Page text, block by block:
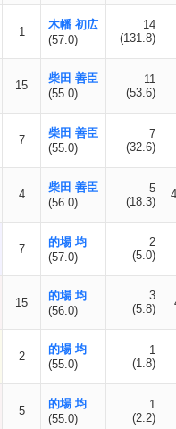
1
木幡 初広
(57.0)
14
(131.8)
15
柴田 善臣
(55.0)
11
(53.6)
7
柴田 善臣
(55.0)
7
(32.6)
4
柴田 善臣
(56.0)
5
(18.3)
7
的場 均
(57.0)
2
(5.0)
15
的場 均
(56.0)
3
(5.8)
2
的場 均
(55.0)
1
(1.8)
5
的場 均
(55.0)
1
(2.2)